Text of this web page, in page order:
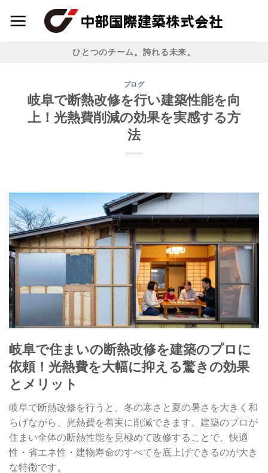
ひとつのチーム。誇れる未来。
ブログ
岐阜で断熱改修を行い建築性能を向
上！光熱費削減の効果を実感する方
法
岐阜で住まいの断熱改修を建築のプロに
依頼！光熱費を大幅に抑える驚きの効果
とメリット
岐阜で断熱改修を行うと、冬の寒さと夏の暑さを大きく和
らげながら、光熱費を着実に削減できます。建築のプロが
住まい全体の断熱性能を見極めて改修することで、快適
性・省エネ性・建物寿命のすべてを底上げできるのが大き
な特徴です。